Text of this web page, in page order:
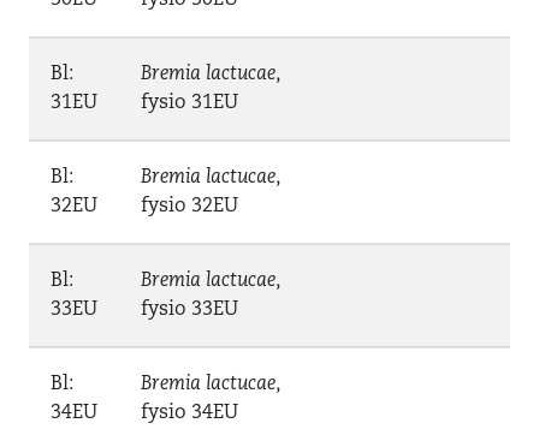
Bl:
31EU
Bremia lactucae,
fysio 31EU
Bl:
32EU
Bremia lactucae,
fysio 32EU
Bl:
33EU
Bremia lactucae,
fysio 33EU
Bl:
34EU
Bremia lactucae,
fysio 34EU